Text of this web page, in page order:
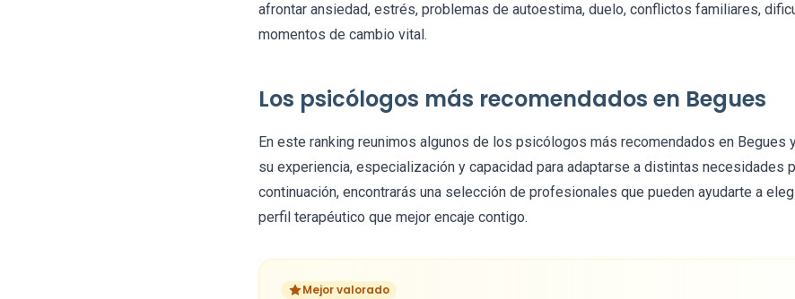
afrontar ansiedad, estrés, problemas de autoestima, duelo, conflictos familiares,
momentos de cambio vital.
Los psicólogos más recomendados en Begues
En este ranking reunimos algunos de los psicólogos más recomendados en Begues
su experiencia, especialización y capacidad para adaptarse a distintas necesidades
continuación, encontrarás una selección de profesionales que pueden ayudarte a
perfil terapéutico que mejor encaje contigo.
Mejor valorado